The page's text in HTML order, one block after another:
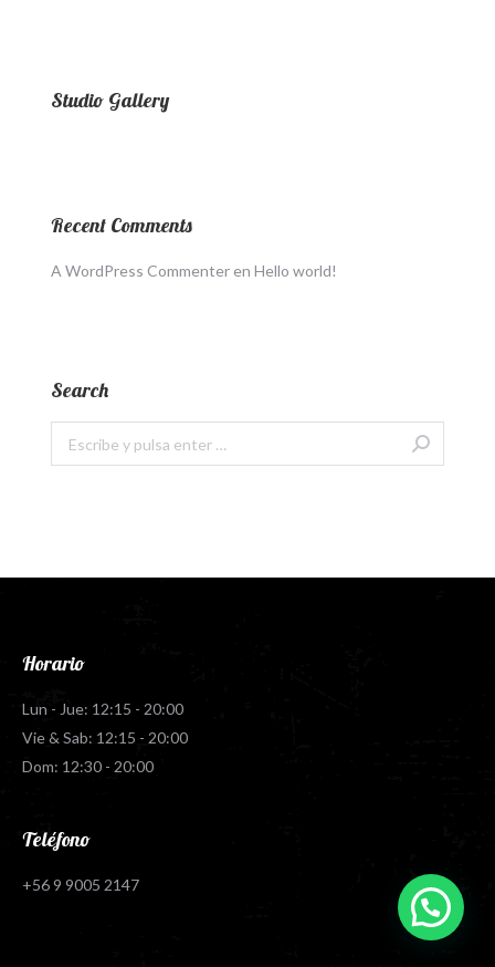
Studio Gallery
Recent Comments
A WordPress Commenter en Hello world!
Search
Horario
Lun - Jue: 12:15 - 20:00
Vie & Sab: 12:15 - 20:00
Dom: 12:30 - 20:00
Teléfono
+56 9 9005 2147